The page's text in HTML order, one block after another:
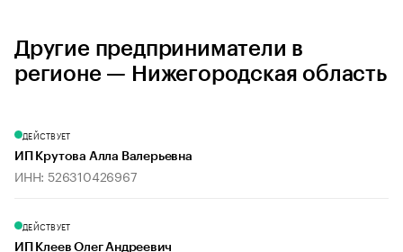
Другие предприниматели в
регионе — Нижегородская область
ДЕЙСТВУЕТ
ИП Крутова Алла Валерьевна
ИНН: 526310426967
ДЕЙСТВУЕТ
ИП Клеев Олег Андреевич